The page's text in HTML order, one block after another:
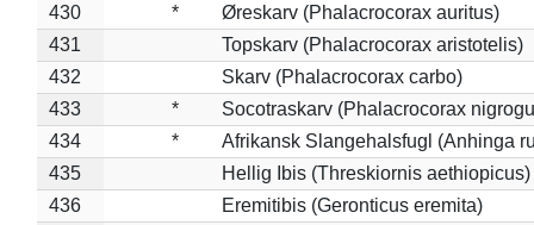
430
*
Øreskarv (Phalacrocorax auritus)
431
Topskarv (Phalacrocorax aristotelis)
432
Skarv (Phalacrocorax carbo)
433
*
Socotraskarv (Phalacrocorax
434
*
Afrikansk Slangehalsfugl (Anhinga
435
Hellig Ibis (Threskiornis aethiopicus)
436
Eremitibis (Geronticus eremita)